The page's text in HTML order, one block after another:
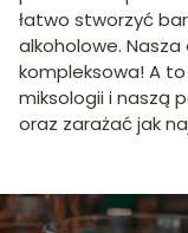
łatwo stworzyć
alkoholowe.
kompleksowa! A
miksologii i naszą
oraz zarażać jak